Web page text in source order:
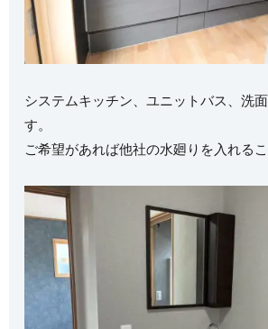
システムキッチン、ユニットバス、洗
す。
ご希望があれば他社の水廻りを入れるこ